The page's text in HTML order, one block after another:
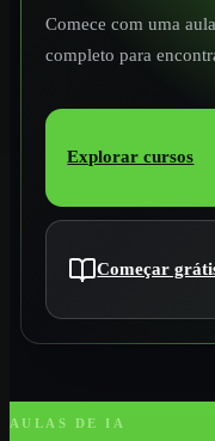
Comece com uma
completo para
Explorar cursos
Começar
AULAS DE IA